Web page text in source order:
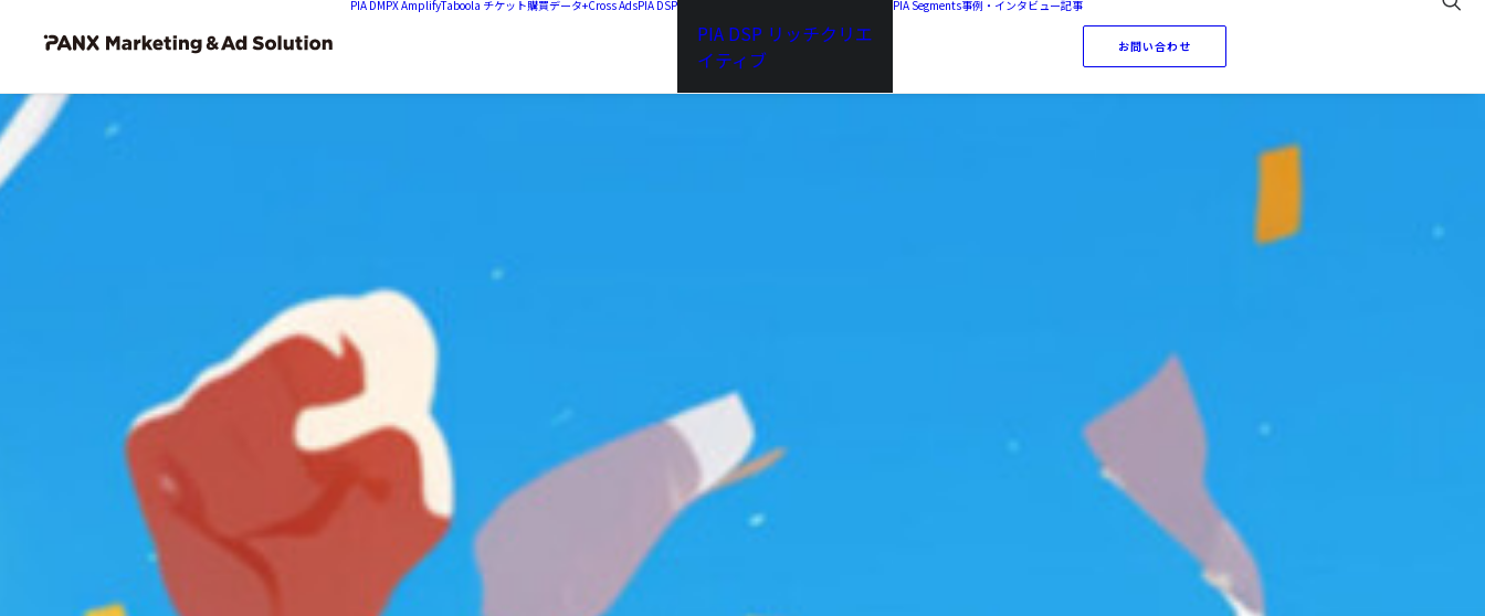
PIA DMPX AmplifyTaboola チケット購買データ+Cross AdsPIA DSP
PIA DSP リッチクリエ
イティブ
PIA Segments事例・インタビュー記事
お問い合わせ